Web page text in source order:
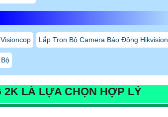
Lắp Trọn Bộ Camera Báo Động Hikvision
2K LÀ LỰA CHỌN HỢP LÝ